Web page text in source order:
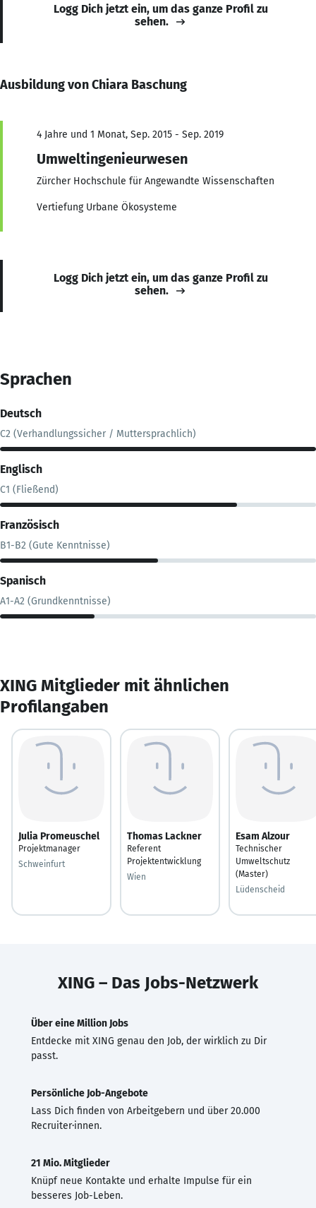
Logg Dich jetzt ein, um das ganze Profil zu
sehen.
Ausbildung von Chiara Baschung
4 Jahre und 1 Monat, Sep. 2015 - Sep. 2019
Umweltingenieurwesen
Zürcher Hochschule für Angewandte Wissenschaften
Vertiefung Urbane Ökosysteme
Logg Dich jetzt ein, um das ganze Profil zu
sehen.
Sprachen
Deutsch
C2 (Verhandlungssicher / Muttersprachlich)
Englisch
C1 (Fließend)
Französisch
B1-B2 (Gute Kenntnisse)
Spanisch
A1-A2 (Grundkenntnisse)
XING Mitglieder mit ähnlichen
Profilangaben
Julia Promeuschel
Projektmanager
Schweinfurt
Thomas Lackner
Referent
Projektentwicklung
Wien
Esam Alzour
Technischer
Umweltschutz
(Master)
Lüdenscheid
XING – Das Jobs-Netzwerk
Über eine Million Jobs
Entdecke mit XING genau den Job, der wirklich zu Dir
passt.
Persönliche Job-Angebote
Lass Dich finden von Arbeitgebern und über 20.000
Recruiter·innen.
21 Mio. Mitglieder
Knüpf neue Kontakte und erhalte Impulse für ein
besseres Job-Leben.